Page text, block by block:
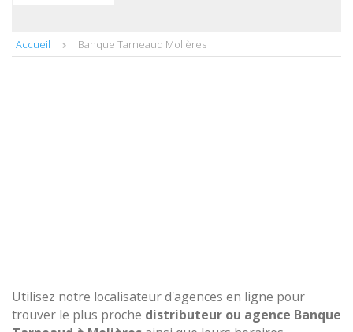
Accueil Banque Tarneaud Molières
Utilisez notre localisateur d'agences en ligne pour
trouver le plus proche distributeur ou agence Banque